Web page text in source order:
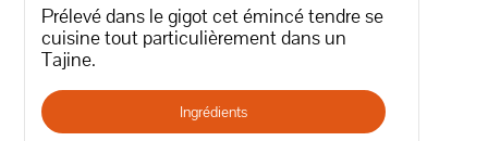
Prélevé dans le gigot cet émincé tendre se
cuisine tout particulièrement dans un
Tajine.
Ingrédients